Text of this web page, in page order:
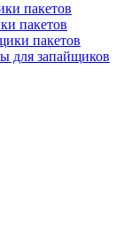
пакетов
пакетов
пакетов
для запайщиков